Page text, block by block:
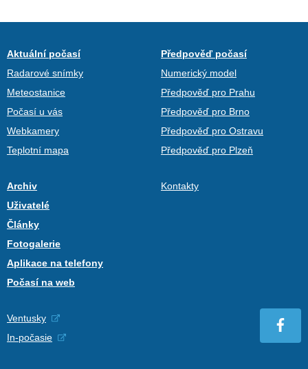
Aktuální počasí
Radarové snímky
Meteostanice
Počasí u vás
Webkamery
Teplotní mapa
Předpověď počasí
Numerický model
Předpověď pro Prahu
Předpověď pro Brno
Předpověď pro Ostravu
Předpověď pro Plzeň
Archiv
Uživatelé
Články
Fotogalerie
Aplikace na telefony
Počasí na web
Kontakty
Ventusky
In-počasie